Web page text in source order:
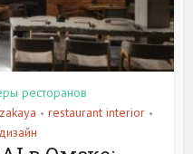
ресторанов
• restaurant interior •